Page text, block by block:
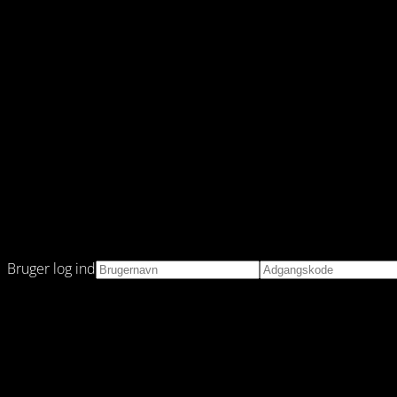
Bruger log ind